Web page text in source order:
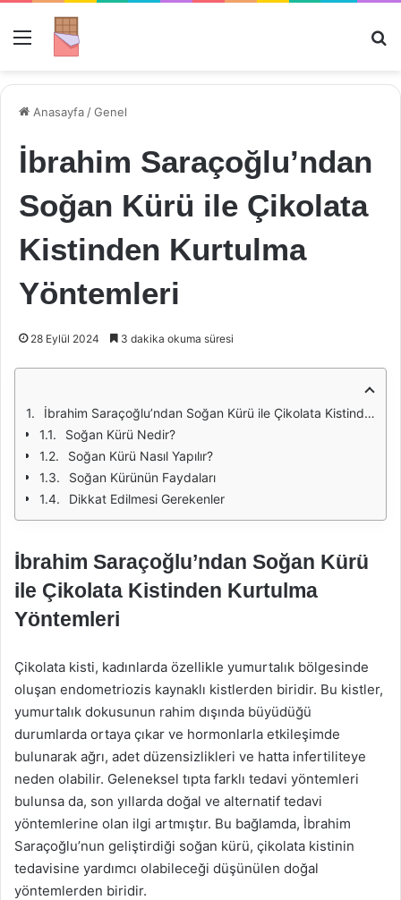
Menü
Anasayfa /Genel
İbrahim Saraçoğlu’ndan
Soğan Kürü ile Çikolata
Kistinden Kurtulma
Yöntemleri
28 Eylül 2024 3 dakika okuma süresi
İbrahim Saraçoğlu’ndan Soğan Kürü ile Çikolata Kistinden Kurtulma Yöntemleri
Soğan Kürü Nedir?
Soğan Kürü Nasıl Yapılır?
Soğan Kürünün Faydaları
Dikkat Edilmesi Gerekenler
İbrahim Saraçoğlu’ndan Soğan Kürü
ile Çikolata Kistinden Kurtulma
Yöntemleri
Çikolata kisti, kadınlarda özellikle yumurtalık bölgesinde
oluşan endometriozis kaynaklı kistlerden biridir. Bu kistler,
yumurtalık dokusunun rahim dışında büyüdüğü
durumlarda ortaya çıkar ve hormonlarla etkileşimde
bulunarak ağrı, adet düzensizlikleri ve hatta infertiliteye
neden olabilir. Geleneksel tıpta farklı tedavi yöntemleri
bulunsa da, son yıllarda doğal ve alternatif tedavi
yöntemlerine olan ilgi artmıştır. Bu bağlamda, İbrahim
Saraçoğlu’nun geliştirdiği soğan kürü, çikolata kistinin
tedavisine yardımcı olabileceği düşünülen doğal
yöntemlerden biridir.